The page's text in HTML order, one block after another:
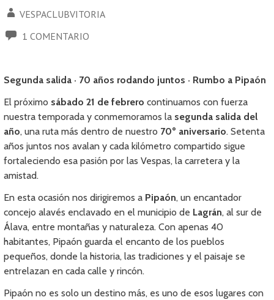
VESPACLUBVITORIA
1 COMENTARIO
Segunda salida · 70 años rodando juntos · Rumbo a Pipaón
El próximo sábado 21 de febrero continuamos con fuerza
nuestra temporada y conmemoramos la segunda salida del
año, una ruta más dentro de nuestro 70º aniversario. Setenta
años juntos nos avalan y cada kilómetro compartido sigue
fortaleciendo esa pasión por las Vespas, la carretera y la
amistad.
En esta ocasión nos dirigiremos a Pipaón, un encantador
concejo alavés enclavado en el municipio de Lagrán, al sur de
Álava, entre montañas y naturaleza. Con apenas 40
habitantes, Pipaón guarda el encanto de los pueblos
pequeños, donde la historia, las tradiciones y el paisaje se
entrelazan en cada calle y rincón.
Pipaón no es solo un destino más, es uno de esos lugares con